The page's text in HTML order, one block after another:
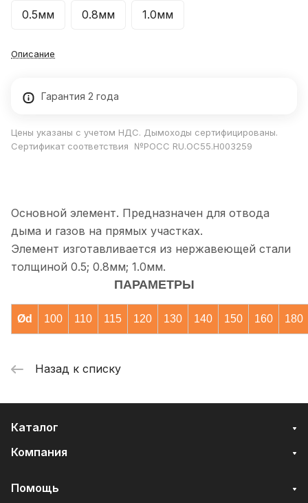
0.5мм 0.8мм 1.0мм
Описание
Гарантия 2 года
Цены указаны с учетом НДС. Дымоходы сертифицированы.
Сертификат соответствия №РОСС RU.ОС55.Н003259
Основной элемент. Предназначен для отвода
дыма и газов на прямых участках.
Элемент изготавливается из нержавеющей стали
толщиной 0.5; 0.8мм; 1.0мм.
ПАРАМЕТРЫ
Ød 100 110 115 120 130 140 150 160 180
Назад к списку
Каталог
Компания
Помощь